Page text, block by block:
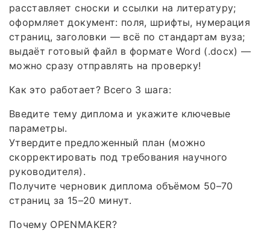
расставляет сноски и ссылки на литературу;
оформляет документ: поля, шрифты, нумерация
страниц, заголовки — всё по стандартам вуза;
выдаёт готовый файл в формате Word (.docx) —
можно сразу отправлять на проверку!
Как это работает? Всего 3 шага:
Введите тему диплома и укажите ключевые
параметры.
Утвердите предложенный план (можно
скорректировать под требования научного
руководителя).
Получите черновик диплома объёмом 50–70
страниц за 15–20 минут.
Почему OPENMAKER?